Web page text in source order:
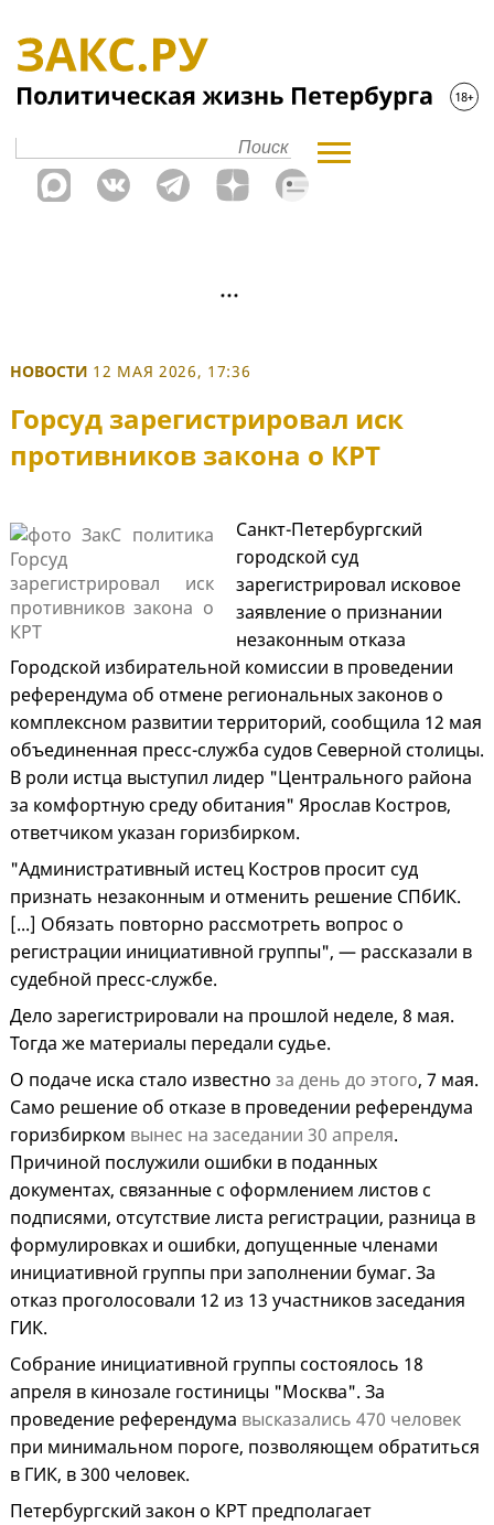
НОВОСТИ 12 МАЯ 2026, 17:36
Горсуд зарегистрировал иск
противников закона о КРТ
Санкт-Петербургский
городской суд
зарегистрировал исковое
заявление о признании
незаконным отказа
Городской избирательной комиссии в проведении
референдума об отмене региональных законов о
комплексном развитии территорий, сообщила 12 мая
объединенная пресс-служба судов Северной столицы.
В роли истца выступил лидер "Центрального района
за комфортную среду обитания" Ярослав Костров,
ответчиком указан горизбирком.
"Административный истец Костров просит суд
признать незаконным и отменить решение СПбИК.
[...] Обязать повторно рассмотреть вопрос о
регистрации инициативной группы", — рассказали в
судебной пресс-службе.
Дело зарегистрировали на прошлой неделе, 8 мая.
Тогда же материалы передали судье.
О подаче иска стало известно за день до этого, 7 мая.
Само решение об отказе в проведении референдума
горизбирком вынес на заседании 30 апреля.
Причиной послужили ошибки в поданных
документах, связанные с оформлением листов с
подписями, отсутствие листа регистрации, разница в
формулировках и ошибки, допущенные членами
инициативной группы при заполнении бумаг. За
отказ проголосовали 12 из 13 участников заседания
ГИК.
Собрание инициативной группы состоялось 18
апреля в кинозале гостиницы "Москва". За
проведение референдума высказались 470 человек
при минимальном пороге, позволяющем обратиться
в ГИК, в 300 человек.
Петербургский закон о КРТ предполагает